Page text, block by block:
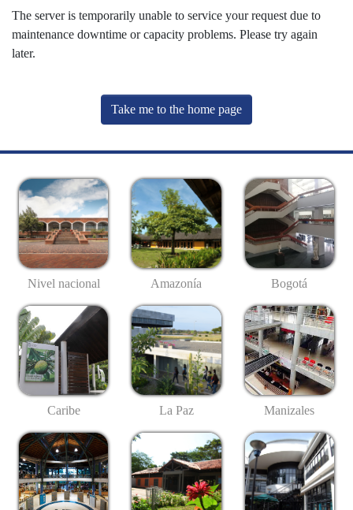
The server is temporarily unable to service your request due to
maintenance downtime or capacity problems. Please try again
later.
Take me to the home page
Nivel nacional Amazonía Bogotá
Caribe La Paz Manizales